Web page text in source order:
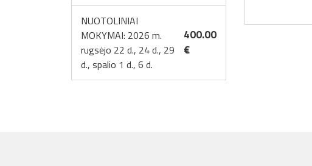
NUOTOLINIAI
MOKYMAI: 2026 m.
rugsėjo 22 d., 24 d., 29
d., spalio 1 d., 6 d.
400.00
€